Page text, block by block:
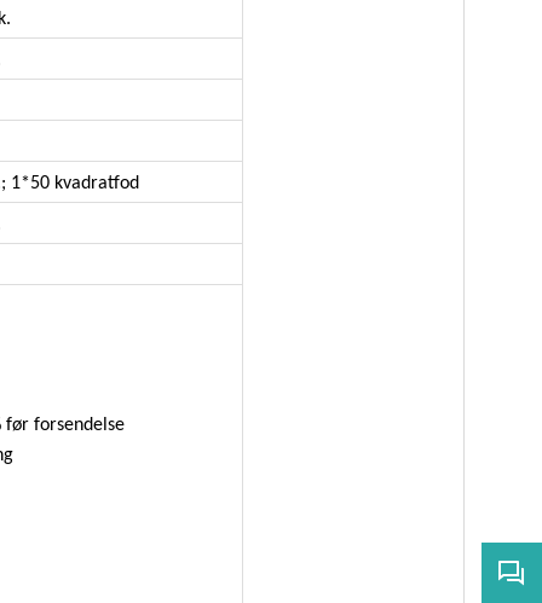
1*50 kvadratfod
før forsendelse